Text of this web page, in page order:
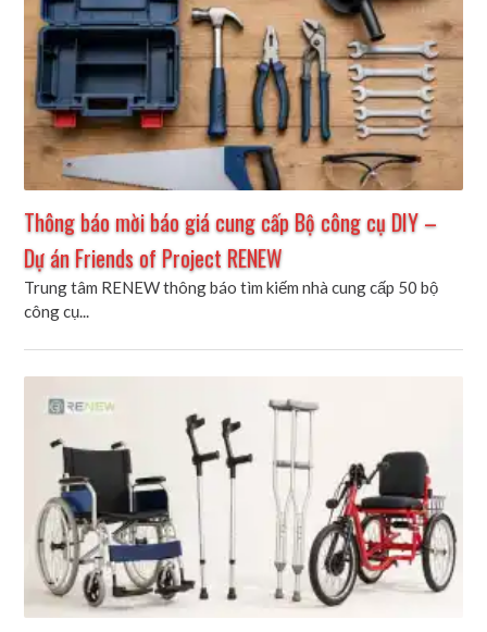
Thông báo mời báo giá cung cấp Bộ công cụ DIY –
Dự án Friends of Project RENEW
Trung tâm RENEW thông báo tìm kiếm nhà cung cấp 50 bộ
công cụ...